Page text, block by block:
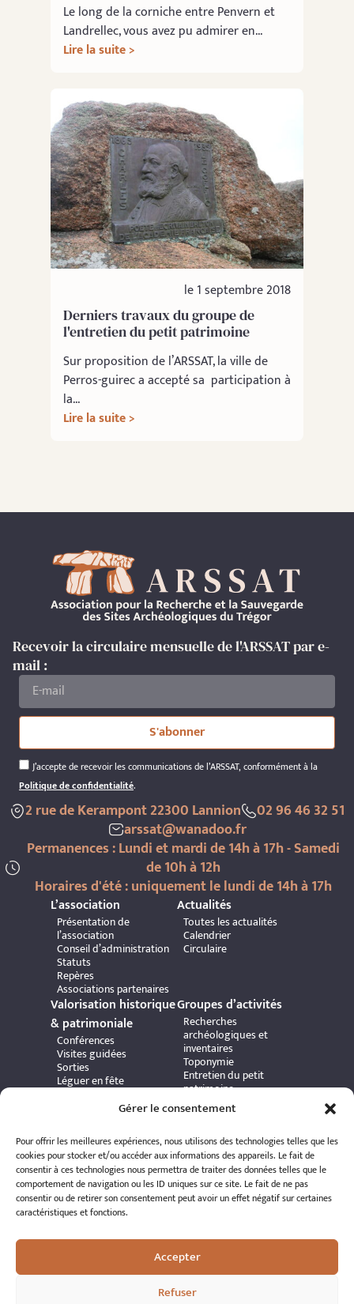
Gérer le consentement
Pour offrir les meilleures expériences, nous utilisons des technologies telles que les
cookies pour stocker et/ou accéder aux informations des appareils. Le fait de
consentir à ces technologies nous permettra de traiter des données telles que le
comportement de navigation ou les ID uniques sur ce site. Le fait de ne pas
consentir ou de retirer son consentement peut avoir un effet négatif sur certaines
caractéristiques et fonctions.
Accepter
Refuser
Le long de la corniche entre Penvern et
Landrellec, vous avez pu admirer en...
Lire la suite >
le 1 septembre 2018
Derniers travaux du groupe de
l'entretien du petit patrimoine
Sur proposition de l’ARSSAT, la ville de
Perros-guirec a accepté sa participation à
la...
Lire la suite >
Recevoir la circulaire mensuelle de l'ARSSAT par e-
mail :
J’accepte de recevoir les communications de l’ARSSAT, conformément à la
Politique de confidentialité.
S'abonner
2 rue de Kerampont 22300 Lannion
02 96 46 32 51
arssat@wanadoo.fr
Permanences : Lundi et mardi de 14h à 17h - Samedi
de 10h à 12h
Horaires d'été : uniquement le lundi de 14h à 17h
L’association
Présentation de
l’association
Conseil d’administration
Statuts
Repères
Associations partenaires
Actualités
Toutes les actualités
Calendrier
Circulaire
Valorisation historique
& patrimoniale
Conférences
Visites guidées
Sorties
Léguer en fête
Groupes d’activités
Recherches
archéologiques et
inventaires
Toponymie
Entretien du petit
patrimoine
Exploration de la côte et
surveillance de l’estran
ancienne
Commission d'édition
Commission Delestre
Ressources
Carte interactive
Bibliothèque numérique
Archives patrimoniales
Informations
pratiques
confidentialité
Politique de cookies
Mentions légales